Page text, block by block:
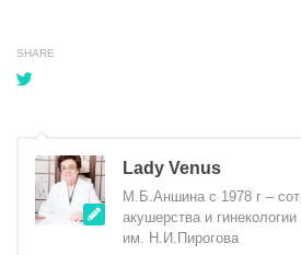
SHARE
Lady Venus
М.Б.Аншина с 1978 г –
акушерства и
им. Н.И.Пирогова